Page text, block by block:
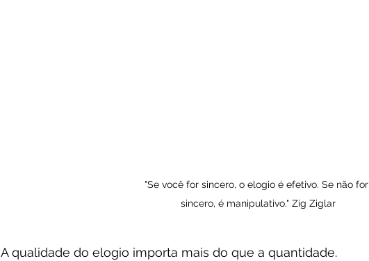
"Se você for sincero, o elogio é efetivo. Se não for
sincero, é manipulativo." Zig Ziglar
A qualidade do elogio importa mais do que a quantidade.